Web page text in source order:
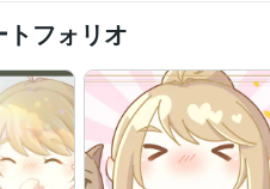
フォリオ